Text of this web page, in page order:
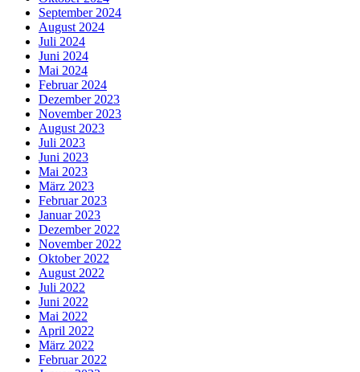
September 2024
August 2024
Juli 2024
Juni 2024
Mai 2024
Februar 2024
Dezember 2023
November 2023
August 2023
Juli 2023
Juni 2023
Mai 2023
März 2023
Februar 2023
Januar 2023
Dezember 2022
November 2022
Oktober 2022
August 2022
Juli 2022
Juni 2022
Mai 2022
April 2022
März 2022
Februar 2022